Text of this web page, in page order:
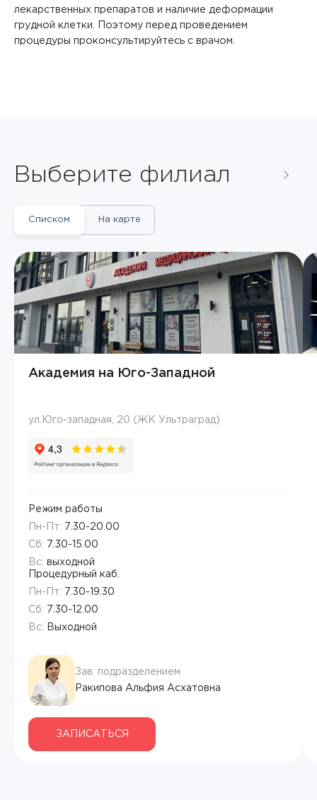
лекарственных препаратов и наличие деформации
грудной клетки. Поэтому перед проведением
процедуры проконсультируйтесь с врачом.
Выберите филиал
Списком На карте
Академия на Юго-Западной
ул.Юго-западная, 20 (ЖК Ультраград)
Режим работы
Пн-Пт: 7.30-20.00
Сб: 7.30-15.00
Вс: выходной
Процедурный каб.
Пн-Пт: 7.30-19.30
Сб: 7.30-12.00
Вс: Выходной
Зав. подразделением
Ракипова Альфия Асхатовна
ЗАПИСАТЬСЯ